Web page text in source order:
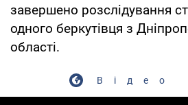
завершено розслідування
одного беркутівця з
області.
Відео